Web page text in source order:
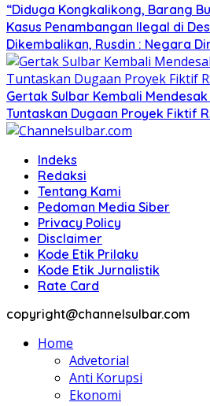
“Diduga Kongkalikong, Barang
Kasus Penambangan Ilegal di
Dikembalikan, Rusdin : Negara
Gertak Sulbar Kembali
Tuntaskan Dugaan Proyek Fiktif
Indeks
Redaksi
Tentang Kami
Pedoman Media Siber
Privacy Policy
Disclaimer
Kode Etik Prilaku
Kode Etik Jurnalistik
Rate Card
copyright@channelsulbar.com
Home
Advetorial
Anti Korupsi
Ekonomi